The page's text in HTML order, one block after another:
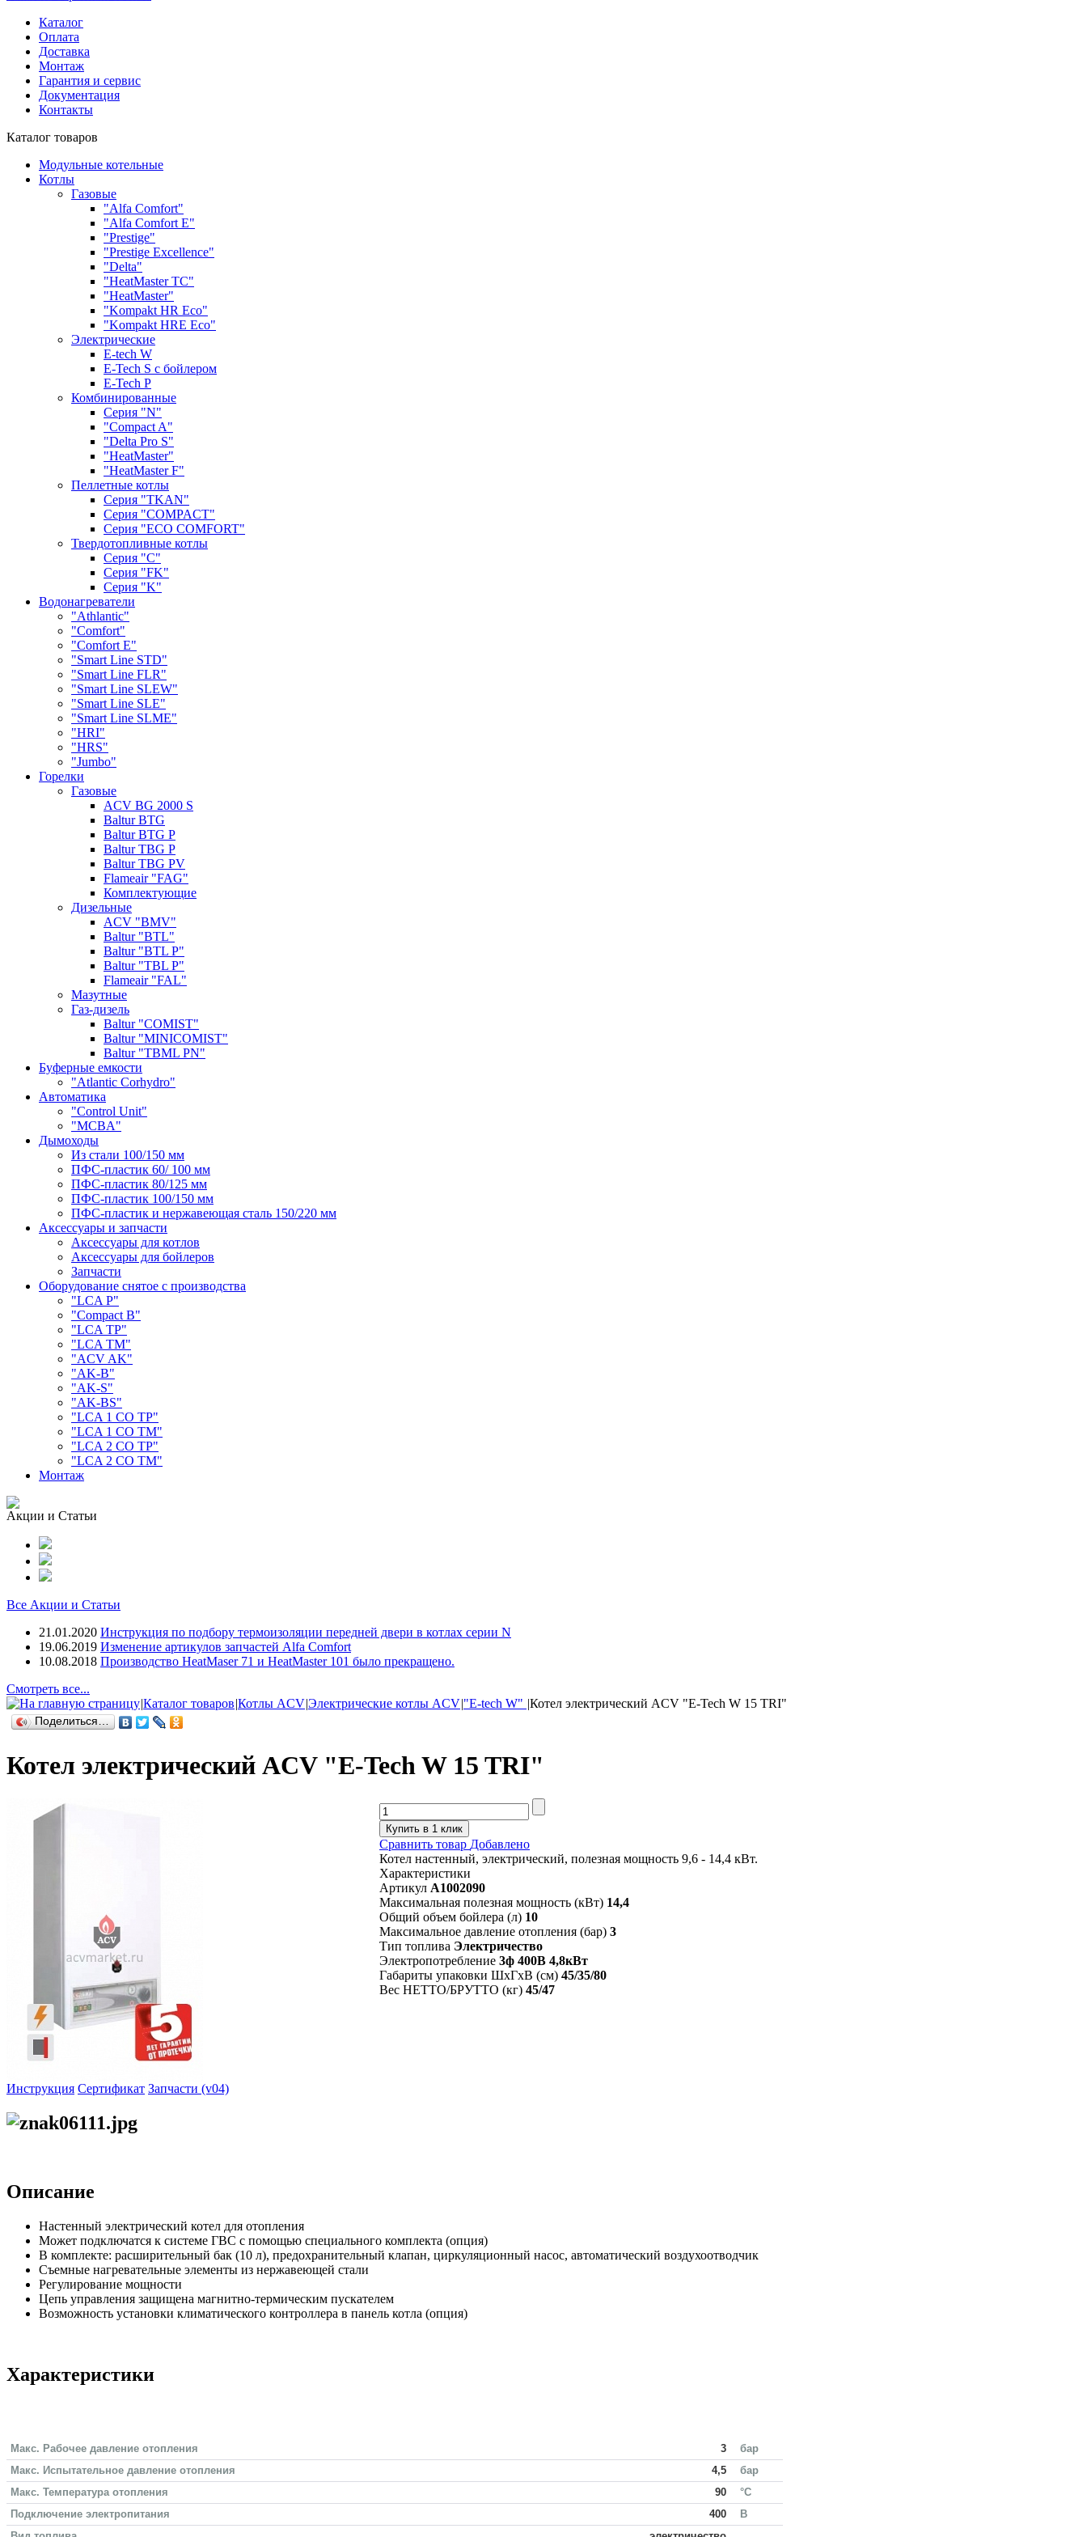
Каталог
Оплата
Доставка
Монтаж
Гарантия и сервис
Документация
Контакты
Каталог товаров
Модульные котельные
Котлы
Газовые
"Alfa Comfort"
"Alfa Comfort E"
"Prestige"
"Prestige Exсellence"
"Delta"
"HeatMaster TC"
"HeatMaster"
"Kompakt HR Eco"
"Kompakt HRE Eco"
Электрические
E-tech W
E-Tech S с бойлером
E-Tech P
Комбинированные
Серия "N"
"Compact A"
"Delta Pro S"
"HeatMaster"
"HeatMaster F"
Пеллетные котлы
Cерия "TKAN"
Cерия "COMPACT"
Серия "ECO COMFORT"
Твердотопливные котлы
Серия "C"
Серия "FK"
Серия "K"
Водонагреватели
"Athlantic"
"Comfort"
"Comfort E"
"Smart Line STD"
"Smart Line FLR"
"Smart Line SLEW"
"Smart Line SLE"
"Smart Line SLME"
"HRI"
"HRS"
"Jumbo"
Горелки
Газовые
ACV BG 2000 S
Baltur BTG
Baltur BTG P
Baltur TBG P
Baltur TBG PV
Flameair "FAG"
Комплектующие
Дизельные
ACV "BMV"
Baltur "BTL"
Baltur "BTL P"
Baltur "TBL P"
Flameair "FAL"
Мазутные
Газ-дизель
Baltur "COMIST"
Baltur "MINICOMIST"
Baltur "TBML PN"
Буферные емкости
"Atlantic Corhydro"
Автоматика
"Control Unit"
"MCBA"
Дымоходы
Из стали 100/150 мм
ПФС-пластик 60/ 100 мм
ПФС-пластик 80/125 мм
ПФС-пластик 100/150 мм
ПФС-пластик и нержавеющая сталь 150/220 мм
Аксессуары и запчасти
Аксессуары для котлов
Аксессуары для бойлеров
Запчасти
Оборудование снятое с производства
"LCA P"
"Compact B"
"LCA TP"
"LCA TM"
"ACV AK"
"AK-B"
"AK-S"
"AK-BS"
"LCA 1 CO TP"
"LCA 1 CO TM"
"LCA 2 CO TP"
"LCA 2 CO TM"
Монтаж
Акции и Статьи
Все Акции и Статьи
21.01.2020 Инструкция по подбору термоизоляции передней двери в котлах серии N
19.06.2019 Изменение артикулов запчастей Alfa Comfort
10.08.2018 Производство HeatMaser 71 и HeatMaster 101 было прекращено.
Смотреть все...
|Каталог товаров|Котлы ACV|Электрические котлы ACV|"E-tech W" |Котел электрический ACV "E-Tech W 15 TRI"
Поделиться…
Котел электрический ACV "E-Tech W 15 TRI"
Купить в 1 клик
Сравнить товар Добавлено
Котел настенный, электрический, полезная мощность 9,6 - 14,4 кВт.
Характеристики
Артикул A1002090
Максимальная полезная мощность (кВт) 14,4
Общий объем бойлера (л) 10
Максимальное давление отопления (бар) 3
Тип топлива Электричество
Электропотребление 3ф 400В 4,8кВт
Габариты упаковки ШхГхВ (см) 45/35/80
Вес НЕТТО/БРУТТО (кг) 45/47
Инструкция Сертификат Запчасти (v04)
Описание
Настенный электрический котел для отопления
Может подключатся к системе ГВС с помощью специального комплекта (опция)
В комплекте: расширительный бак (10 л), предохранительный клапан, циркуляционный насос, автоматический воздухоотводчик
Съемные нагревательные элементы из нержавеющей стали
Регулирование мощности
Цепь управления защищена магнитно-термическим пускателем
Возможность установки климатического контроллера в панель котла (опция)
Характеристики
Макс. Рабочее давление отопления 3
бар
Макс. Испытательное давление отопления
4,5
бар
Макс. Температура отопления
90
°С
Подключение электропитания
400
В